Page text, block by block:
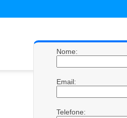
Nome:
Email:
Telefone: